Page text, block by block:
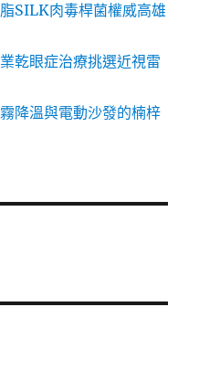
SILK肉毒桿菌權威高雄
乾眼症治療挑選近視雷
降溫與電動沙發的楠梓